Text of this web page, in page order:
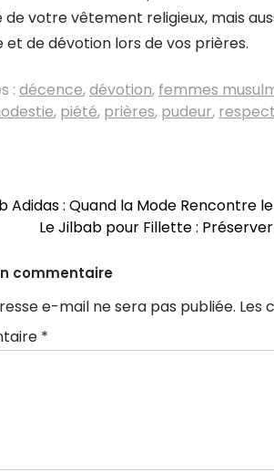
votre vêtement religieux, mais
et de dévotion lors de vos prières.
: décence,dévotion, femmes
, piété, prières, pudeur, respect
Adidas : Quand la Mode Rencontre
Le Jilbab pour Fillette :
commentaire
e-mail ne sera pas publiée. Les
*